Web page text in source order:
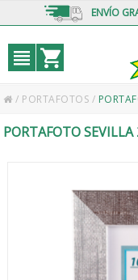
ENVÍO
/ PORTAFOTOS /
PORTAFOTO